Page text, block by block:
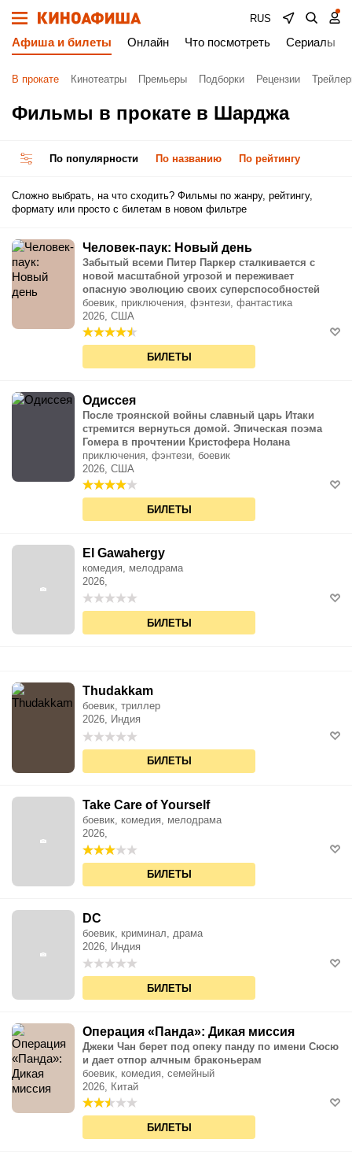
RUS
Афиша и билеты Онлайн Что посмотреть Сериалы
В прокате Кинотеатры Премьеры Подборки Рецензии
Фильмы в прокате в Шарджа
По популярности По названию По рейтингу
Сложно выбрать, на что сходить? Фильмы по жанру, рейтингу,
формату или просто с билетам в новом фильтре
Человек-паук: Новый день
Забытый всеми Питер Паркер сталкивается с
новой масштабной угрозой и переживает
опасную эволюцию своих суперспособностей
боевик, приключения, фэнтези, фантастика
2026, США
БИЛЕТЫ
Одиссея
После троянской войны славный царь Итаки
стремится вернуться домой. Эпическая поэма
Гомера в прочтении Кристофера Нолана
приключения, фэнтези, боевик
2026, США
БИЛЕТЫ
El Gawahergy
комедия, мелодрама
2026,
БИЛЕТЫ
Thudakkam
боевик, триллер
2026, Индия
БИЛЕТЫ
Take Care of Yourself
боевик, комедия, мелодрама
2026,
БИЛЕТЫ
DC
боевик, криминал, драма
2026, Индия
БИЛЕТЫ
Операция «Панда»: Дикая миссия
Джеки Чан берет под опеку панду по имени Сюсю
и дает отпор алчным браконьерам
боевик, комедия, семейный
2026, Китай
БИЛЕТЫ